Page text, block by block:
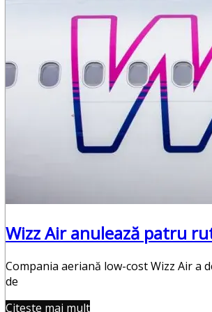
Punctul Negru
Publicitate
Contact
Wizz Air anulează patru
Compania aeriană low-cost Wizz Air
de
Citește mai mult